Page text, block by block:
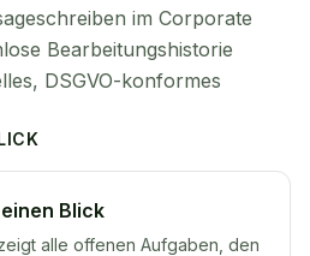
im Corporate
Bearbeitungshistorie
DSGVO-konformes
Blick
alle offenen Aufgaben, den